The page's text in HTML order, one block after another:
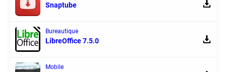
Snaptube
Bureautique
LibreOffice 7.5.0
Mobile